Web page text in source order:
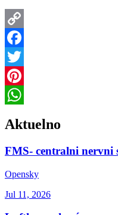
Copy
Link
Facebook
Twitter
Pinterest
Aktuelno
FMS- centralni nervni
Opensky
Jul 11, 2026